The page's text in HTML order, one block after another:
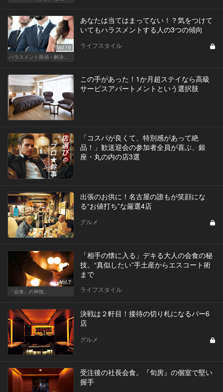
Vol.10
あなたは当てはまってない！？気をつけて
いてもハラスメントする人の3つの傾向
ライフスタイル
この手があった！1か月超ステイなら高級
サービスアパートメントという選択肢
「コスパが良くて、特別感があって絶
品！」歓送迎会の参加者全員が喜ぶ、銀
座・丸の内の店3選
出張のお供に！名古屋の誰もが笑顔にな
る“お値打ち”な厳選4店
グルメ
Vol.7
「会食」の神髄。
「相手の懐に入る」デキる大人の会食の秘
技。“真似したい”手土産からエスコート術
まで
ライフスタイル
決戦は２軒目！接待の切り札になるバー6
店
グルメ
受注後の社長会食。『旬房』の個室で堅い
握手